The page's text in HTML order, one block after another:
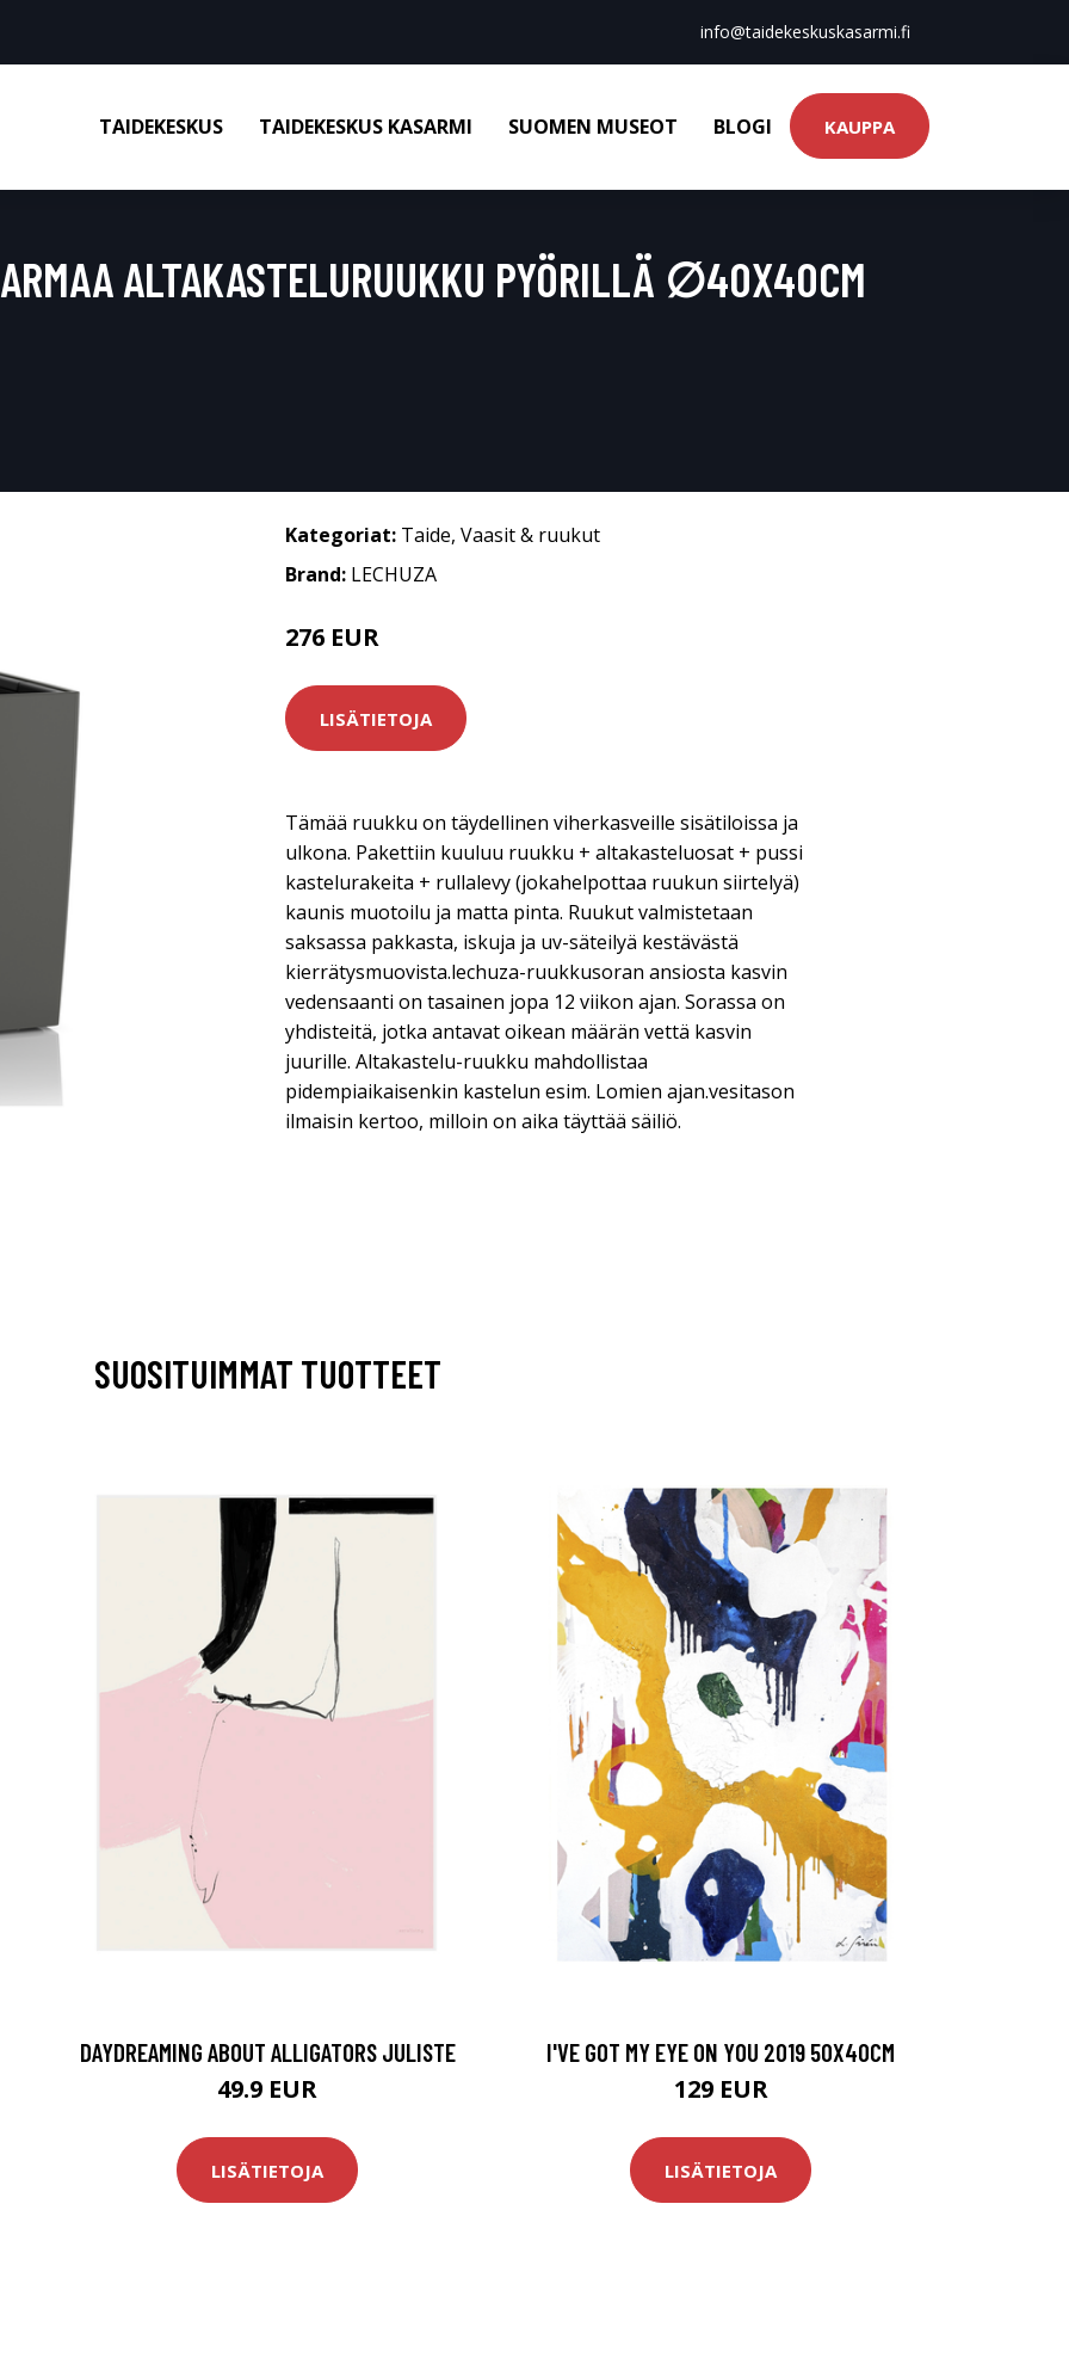
info@taidekeskuskasarmi.fi
TAIDEKESKUS TAIDEKESKUS KASARMI SUOMEN MUSEOT BLOGI KAUPPA
ALTAKASTELURUUKKU PYÖRILLÄ ∅40X40CM
Kategoriat: Taide, Vaasit & ruukut
Brand: LECHUZA
276 EUR
LISÄTIETOJA
Tämää ruukku on täydellinen viherkasveille sisätiloissa ja
ulkona. Pakettiin kuuluu ruukku + altakasteluosat + pussi
kastelurakeita + rullalevy (jokahelpottaa ruukun siirtelyä)
kaunis muotoilu ja matta pinta. Ruukut valmistetaan
saksassa pakkasta, iskuja ja uv-säteilyä kestävästä
kierrätysmuovista.lechuza-ruukkusoran ansiosta kasvin
vedensaanti on tasainen jopa 12 viikon ajan. Sorassa on
yhdisteitä, jotka antavat oikean määrän vettä kasvin
juurille. Altakastelu-ruukku mahdollistaa
pidempiaikaisenkin kastelun esim. Lomien ajan.vesitason
ilmaisin kertoo, milloin on aika täyttää säiliö.
SUOSITUIMMAT TUOTTEET
DAYDREAMING ABOUT ALLIGATORS JULISTE
49.9 EUR
LISÄTIETOJA
I'VE GOT MY EYE ON YOU 2019 50X40CM
129 EUR
LISÄTIETOJA